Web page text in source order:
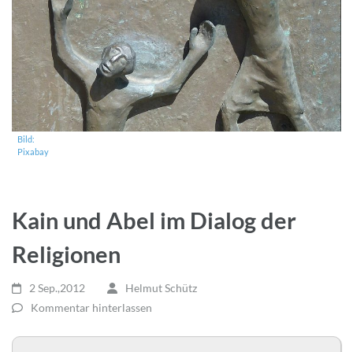
Bild:
Pixabay
Kain und Abel im Dialog der
Religionen
2 Sep.,2012
Helmut Schütz
Kommentar hinterlassen